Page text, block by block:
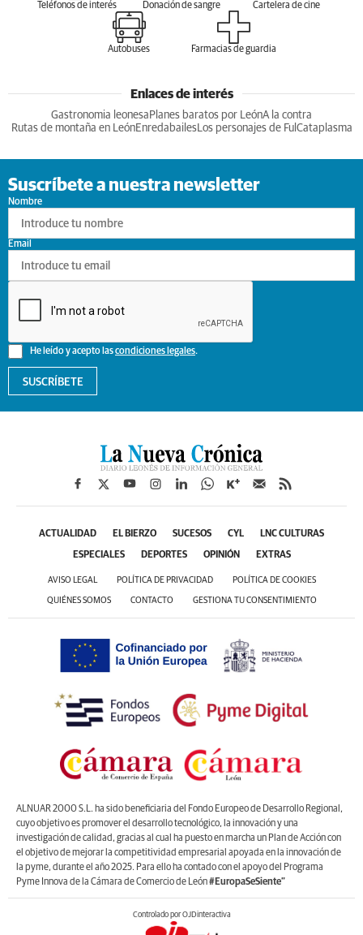
Teléfonos de interés Donación de sangre Cartelera de cine
Autobuses Farmacias de guardia
Enlaces de interés
Gastronomia leonesa Planes baratos por LeónA la contra
Rutas de montaña en LeónEnredabailesLos personajes de Ful Cataplasma
Suscríbete a nuestra newsletter
Nombre
He leído y acepto lascondiciones legales.
Email
SUSCRÍBETE
ACTUALIDAD EL BIERZO SUCESOS CYL LNC CULTURAS
ESPECIALES DEPORTES OPINIÓN EXTRAS
AVISO LEGAL POLÍTICA DE PRIVACIDAD POLÍTICA DE COOKIES
QUIÉNES SOMOS CONTACTO GESTIONA TU CONSENTIMIENTO
ALNUAR 2000 S.L. ha sido beneficiaria del Fondo Europeo de Desarrollo Regional,
cuyo objetivo es promover el desarrollo tecnológico, la innovación y una
investigación de calidad, gracias al cual ha puesto en marcha un Plan de Acción con
el objetivo de mejorar la competitividad empresarial apoyada en la innovación de
la pyme, durante el año 2025. Para ello ha contado con el apoyo del Programa
Pyme Innova de la Cámara de Comercio de León#EuropaSeSiente”
Controlado por OJDinteractiva